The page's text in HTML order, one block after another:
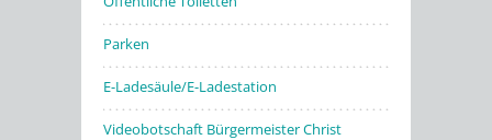
Parken
E-Ladesäule/E-Ladestation
Videobotschaft Bürgermeister Christ